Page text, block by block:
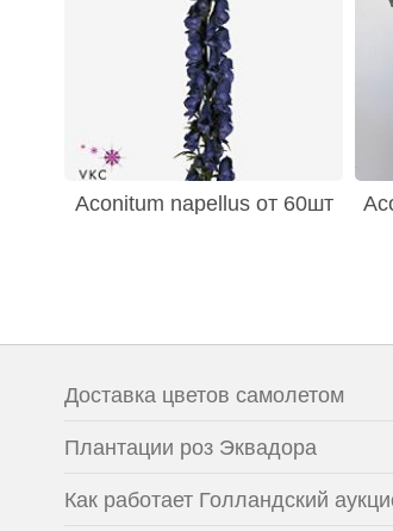
Aconitum napellus от 60шт
Доставка цветов самолетом
Плантации роз Эквадора
Как работает Голландский